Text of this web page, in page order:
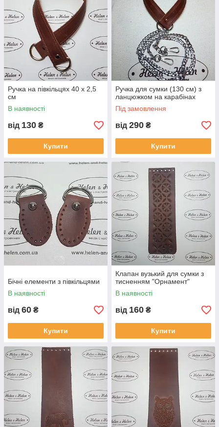
Ручка на півкільцях 40 х 2,5
см
В наявності
від 130 ₴
Купити
Ручка для сумки (130 см) з
ланцюжком на карабінах
Під замовлення
від 290 ₴
Купити
Бічні елементи з півкільцями
В наявності
від 60 ₴
Купити
Клапан вузький для сумки з
тисненням "Орнамент"
В наявності
від 160 ₴
Купити